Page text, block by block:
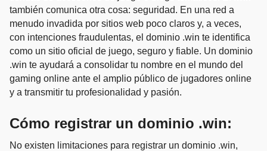
también comunica otra cosa: seguridad. En una red a
menudo invadida por sitios web poco claros y, a veces,
con intenciones fraudulentas, el dominio .win te identifica
como un sitio oficial de juego, seguro y fiable. Un dominio
.win te ayudará a consolidar tu nombre en el mundo del
gaming online ante el amplio público de jugadores online
y a transmitir tu profesionalidad y pasión.
Cómo registrar un dominio .win:
No existen limitaciones para registrar un dominio .win,